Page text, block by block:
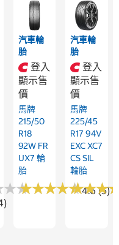
★★
★★
汽車輪
胎
登入
顯示售
價
馬牌
215/50
R18
92W FR
UX7 輪
胎
★★★★★
★★★★★4.6 (5)
汽車輪
胎
登入
顯示售
價
馬牌
225/45
R17 94V
EXC XC7
CS SIL
輪胎
★★★
★★★